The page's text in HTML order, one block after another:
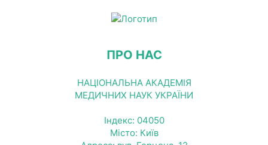
ПРО НАС
НАЦІОНАЛЬНА АКАДЕМІЯ
МЕДИЧНИХ НАУК УКРАЇНИ
Індекс: 04050
Місто: Київ